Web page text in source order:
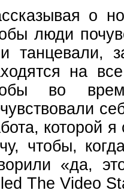
о
люди
танцевали,
на
во
которой
чтобы,
«да,
The Video